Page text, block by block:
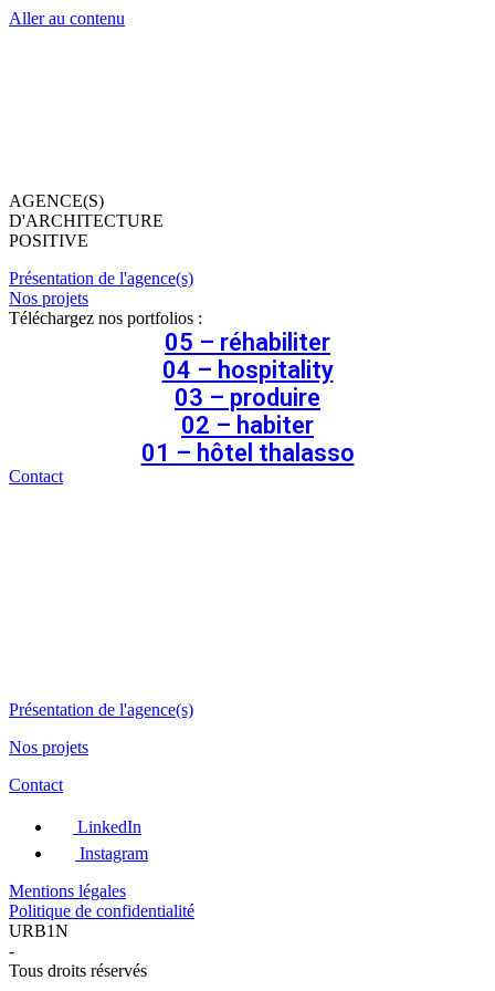
Aller au contenu
AGENCE(S)
D'ARCHITECTURE
POSITIVE
Présentation de l'agence(s)
Nos projets
Téléchargez nos portfolios :
05 – réhabiliter
04 – hospitality
03 – produire
02 – habiter
01 – hôtel thalasso
Contact
Présentation de l'agence(s)
Nos projets
Contact
LinkedIn
Instagram
Mentions légales
Politique de confidentialité
URB1N
-
Tous droits réservés